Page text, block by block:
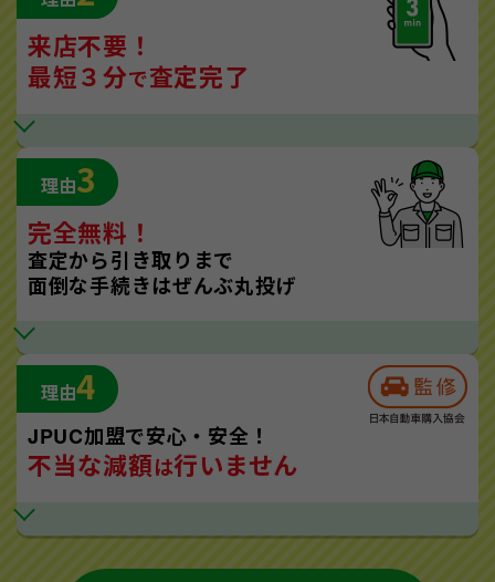
来店不要！
最短３分で査定完了
理由3
完全無料！
査定から引き取りまで
面倒な手続きはぜんぶ丸投げ
理由4
JPUC加盟で安心・安全！
不当な減額は行いません